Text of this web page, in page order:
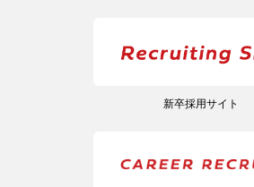
新卒採用サイト